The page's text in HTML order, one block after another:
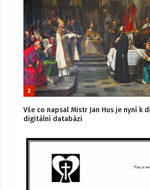
2
Vše co napsal Mistr Jan Hus je nyní k
digitální databázi